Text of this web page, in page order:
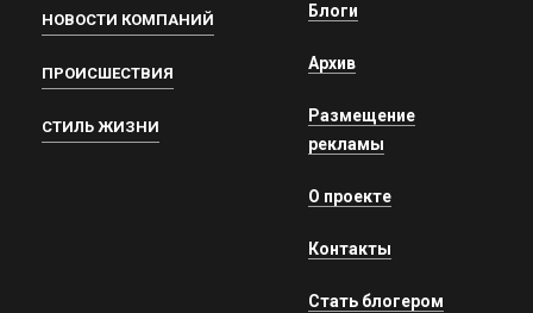
НОВОСТИ КОМПАНИЙ
ПРОИСШЕСТВИЯ
СТИЛЬ ЖИЗНИ
Блоги
Архив
Размещение
рекламы
О проекте
Контакты
Стать блогером